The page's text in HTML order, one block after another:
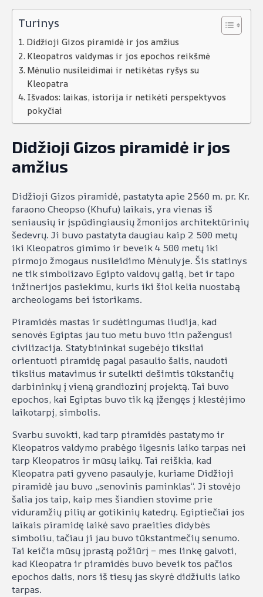
Turinys
Didžioji Gizos piramidė ir jos amžius
Kleopatros valdymas ir jos epochos reikšmė
Mėnulio nusileidimai ir netikėtas ryšys su
Kleopatra
Išvados: laikas, istorija ir netikėti perspektyvos
pokyčiai
Didžioji Gizos piramidė ir jos
amžius
Didžioji Gizos piramidė, pastatyta apie 2560 m. pr. Kr.
faraono Cheopso (Khufu) laikais, yra vienas iš
seniausių ir įspūdingiausių žmonijos architektūrinių
šedevrų. Ji buvo pastatyta daugiau kaip 2 500 metų
iki Kleopatros gimimo ir beveik 4 500 metų iki
pirmojo žmogaus nusileidimo Mėnulyje. Šis statinys
ne tik simbolizavo Egipto valdovų galią, bet ir tapo
inžinerijos pasiekimu, kuris iki šiol kelia nuostabą
archeologams bei istorikams.
Piramidės mastas ir sudėtingumas liudija, kad
senovės Egiptas jau tuo metu buvo itin pažengusi
civilizacija. Statybininkai sugebėjo tiksliai
orientuoti piramidę pagal pasaulio šalis, naudoti
tikslius matavimus ir sutelkti dešimtis tūkstančių
darbininkų į vieną grandiozinį projektą. Tai buvo
epochos, kai Egiptas buvo tik ką įžengęs į klestėjimo
laikotarpį, simbolis.
Svarbu suvokti, kad tarp piramidės pastatymo ir
Kleopatros valdymo prabėgo ilgesnis laiko tarpas nei
tarp Kleopatros ir mūsų laikų. Tai reiškia, kad
Kleopatra pati gyveno pasaulyje, kuriame Didžioji
piramidė jau buvo „senovinis paminklas“. Ji stovėjo
šalia jos taip, kaip mes šiandien stovime prie
viduramžių pilių ar gotikinių katedrų. Egiptiečiai jos
laikais piramidę laikė savo praeities didybės
simboliu, tačiau ji jau buvo tūkstantmečių senumo.
Tai keičia mūsų įprastą požiūrį – mes linkę galvoti,
kad Kleopatra ir piramidės buvo beveik tos pačios
epochos dalis, nors iš tiesų jas skyrė didžiulis laiko
tarpas.